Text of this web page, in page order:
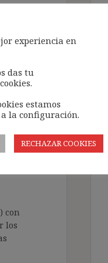
con
los
experiencia en
das tu
estamos
la configuración.
RECHAZAR COOKIES